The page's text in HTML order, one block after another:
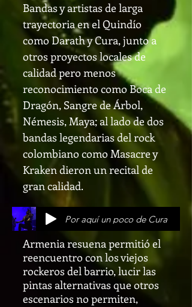
Bandas y artistas de larga
trayectoria en el Quindío
como Darath y Cura, junto a
otros proyectos locales de
calidad pero menos
reconocimiento como Boca de
Dragón, Sangre de Árbol,
Némesis, Maya; al lado de dos
bandas legendarias del rock
colombiano como Masacre y
Kraken dieron un recital de
gran calidad.
Por aquí un poco de Cura
Armenia resuena permitió el
reencuentro con los viejos
rockeros del barrio, lucir las
pintas alternativas que otros
escenarios no permiten,